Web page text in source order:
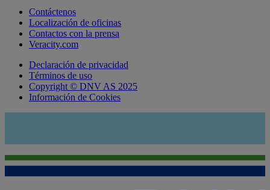
Contáctenos
Localización de oficinas
Contactos con la prensa
Veracity.com
Declaración de privacidad
Términos de uso
Copyright © DNV AS 2025
Información de Cookies